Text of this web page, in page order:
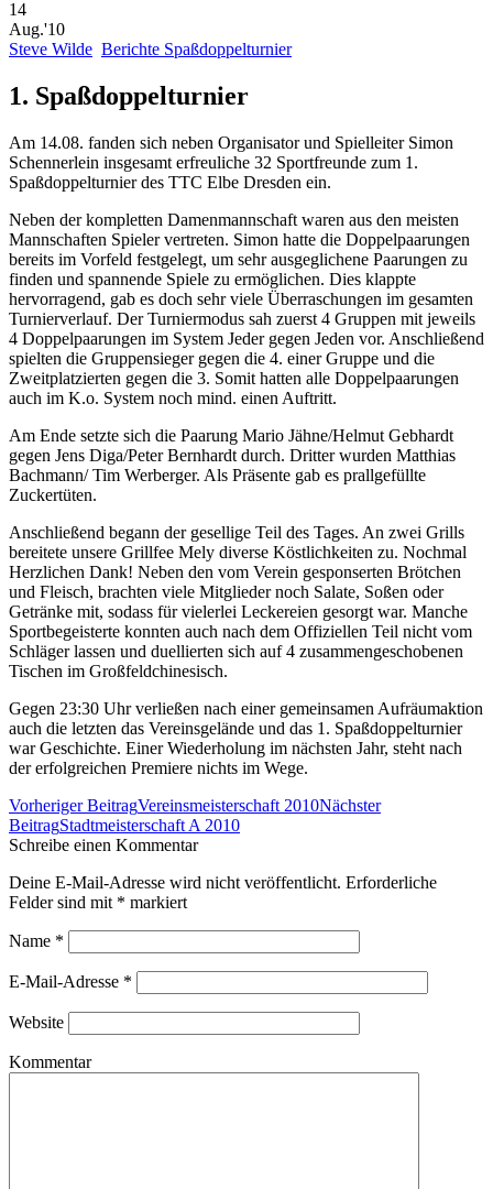
14
Aug.'10
Steve Wilde Berichte Spaßdoppelturnier
1. Spaßdoppelturnier
Am 14.08. fanden sich neben Organisator und Spielleiter Simon
Schennerlein insgesamt erfreuliche 32 Sportfreunde zum 1.
Spaßdoppelturnier des TTC Elbe Dresden ein.
Neben der kompletten Damenmannschaft waren aus den meisten
Mannschaften Spieler vertreten. Simon hatte die Doppelpaarungen
bereits im Vorfeld festgelegt, um sehr ausgeglichene Paarungen zu
finden und spannende Spiele zu ermöglichen. Dies klappte
hervorragend, gab es doch sehr viele Überraschungen im gesamten
Turnierverlauf. Der Turniermodus sah zuerst 4 Gruppen mit jeweils
4 Doppelpaarungen im System Jeder gegen Jeden vor. Anschließend
spielten die Gruppensieger gegen die 4. einer Gruppe und die
Zweitplatzierten gegen die 3. Somit hatten alle Doppelpaarungen
auch im K.o. System noch mind. einen Auftritt.
Am Ende setzte sich die Paarung Mario Jähne/Helmut Gebhardt
gegen Jens Diga/Peter Bernhardt durch. Dritter wurden Matthias
Bachmann/ Tim Werberger. Als Präsente gab es prallgefüllte
Zuckertüten.
Anschließend begann der gesellige Teil des Tages. An zwei Grills
bereitete unsere Grillfee Mely diverse Köstlichkeiten zu. Nochmal
Herzlichen Dank! Neben den vom Verein gesponserten Brötchen
und Fleisch, brachten viele Mitglieder noch Salate, Soßen oder
Getränke mit, sodass für vielerlei Leckereien gesorgt war. Manche
Sportbegeisterte konnten auch nach dem Offiziellen Teil nicht vom
Schläger lassen und duellierten sich auf 4 zusammengeschobenen
Tischen im Großfeldchinesisch.
Gegen 23:30 Uhr verließen nach einer gemeinsamen Aufräumaktion
auch die letzten das Vereinsgelände und das 1. Spaßdoppelturnier
war Geschichte. Einer Wiederholung im nächsten Jahr, steht nach
der erfolgreichen Premiere nichts im Wege.
Beitrags-
Navigation
Vorheriger BeitragVereinsmeisterschaft 2010Nächster
BeitragStadtmeisterschaft A 2010
Schreibe einen Kommentar
Deine E-Mail-Adresse wird nicht veröffentlicht. Erforderliche
Felder sind mit * markiert
Name *
E-Mail-Adresse *
Website
Kommentar